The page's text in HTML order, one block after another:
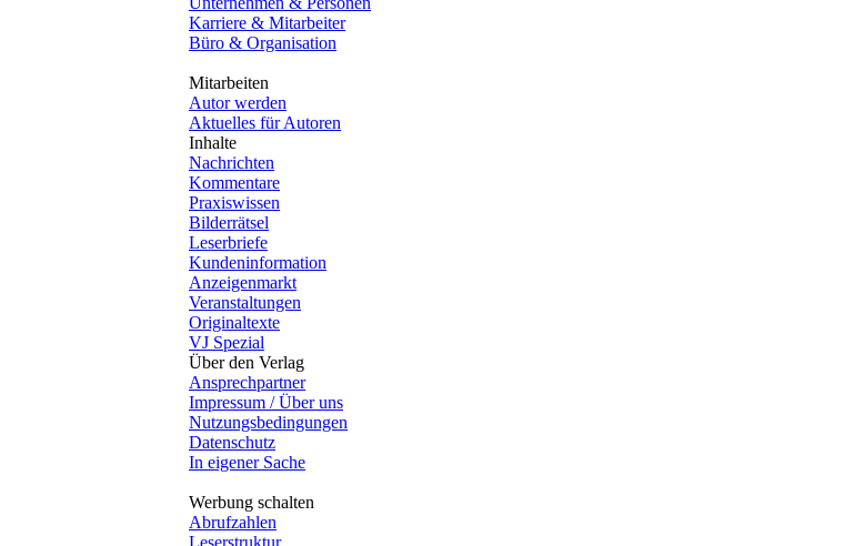
Karriere & Mitarbeiter
Büro & Organisation
Mitarbeiten
Autor werden
Aktuelles für Autoren
Inhalte
Nachrichten
Kommentare
Praxiswissen
Bilderrätsel
Leserbriefe
Kundeninformation
Anzeigenmarkt
Veranstaltungen
Originaltexte
VJ Spezial
Über den Verlag
Ansprechpartner
Impressum / Über uns
Nutzungsbedingungen
Datenschutz
In eigener Sache
Werbung schalten
Abrufzahlen
Leserstruktur